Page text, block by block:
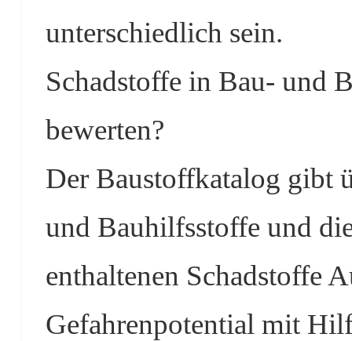
unterschiedlich sein.
Schadstoffe in Bau- und
bewerten?
Der Baustoffkatalog gibt
und Bauhilfsstoffe und
enthaltenen Schadstoffe
Gefahrenpotential mit